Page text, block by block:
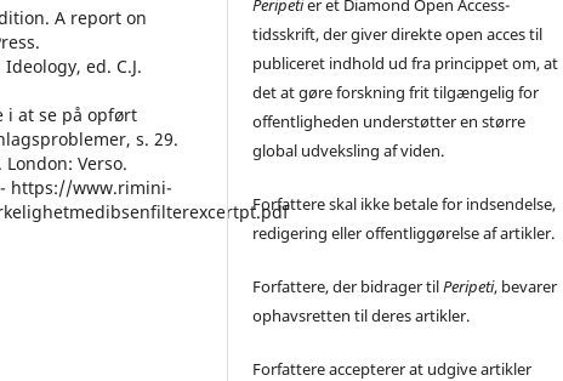
A report on
ed. C.J.
i at se på opført
s. 29.
Verso.
https://www.rimini-
Peripetier et Diamond Open Access-
tidsskrift, der giver direkte open acces til
publiceret indhold ud fra princippet om, at
det at gøre forskning frit tilgængelig for
offentligheden understøtter en større
global udveksling af viden.
Forfattere skal ikke betale for indsendelse,
redigering eller offentliggørelse af artikler.
Forfattere, der bidrager tilPeripeti, bevarer
ophavsretten til deres artikler.
Forfattere accepterer at udgive artikler